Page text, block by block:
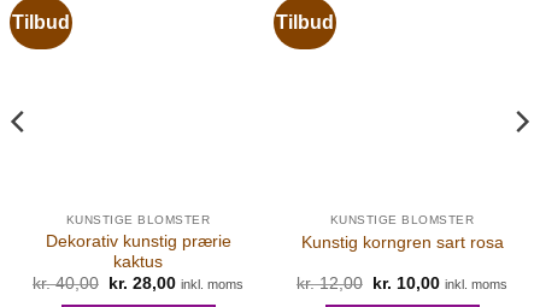
Tilbud
KUNSTIGE BLOMSTER
Dekorativ kunstig prærie
kaktus
kr.40,00
Den
kr. 28,00 Den
inkl. moms
Tilbud
KUNSTIGE BLOMSTER
Kunstig korngren sart rosa
kr.12,00
Den
kr. 10,00 Den
inkl. moms